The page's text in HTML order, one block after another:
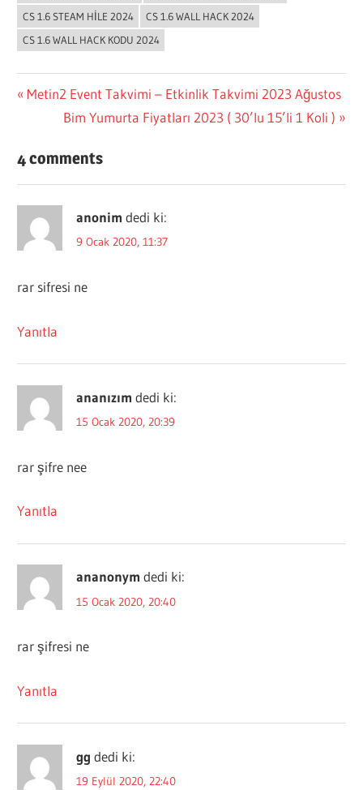
CS 1.6 STEAM HILE 2024
CS 1.6 WALL HACK 2024
CS 1.6 WALL HACK KODU 2024
Yazı
gezinmesi
Previous
Metin2 Event Takvimi – Etkinlik Takvimi 2023 Ağustos
Next
Bim Yumurta Fiyatları 2023 ( 30’lu 15’li 1 Koli )
4 comments
anonim dedi ki:
9 Ocak 2020, 11:37
rar sifresi ne
Yanıtla
ananızım dedi ki:
15 Ocak 2020, 20:39
rar şifre nee
Yanıtla
ananonym dedi ki:
15 Ocak 2020, 20:40
rar şifresi ne
Yanıtla
gg dedi ki:
19 Eylül 2020, 22:40